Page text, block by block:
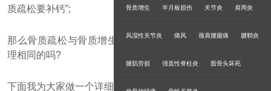
骨质增生 半月板损伤 关节炎 肩周炎
风湿性关节炎 痛风 颈肩腰腿痛 腱鞘炎
腰肌劳损 强直性脊柱炎 股骨头坏死
质疏松要补钙”;
那么骨质疏松与骨质增生到底有什么区别呢?它们的发病机
理相同的吗?
下面我为大家做一个详细的分析。